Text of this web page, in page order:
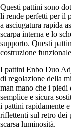
Questi pattini sono
li rende perfetti per il
a asciugatura rapida
scarpa interna e lo
supporto. Questi
costruzione
I pattini Enbo Duo
di regolazione della
man mano che i
semplice e sicura
i pattini rapidamente
riflettenti sul retro dei
scarsa luminosità.